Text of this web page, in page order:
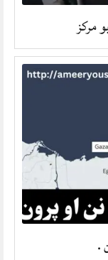
مرکز
.